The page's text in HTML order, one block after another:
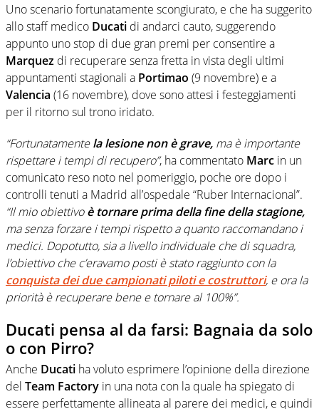
Uno scenario fortunatamente scongiurato, e che ha suggerito
allo staff medico Ducati di andarci cauto, suggerendo
appunto uno stop di due gran premi per consentire a
Marquez di recuperare senza fretta in vista degli ultimi
appuntamenti stagionali a Portimao (9 novembre) e a
Valencia (16 novembre), dove sono attesi i festeggiamenti
per il ritorno sul trono iridato.
“Fortunatamentela lesione non è grave, ma è importante
rispettare i tempi di recupero”, ha commentato Marc in un
comunicato reso noto nel pomeriggio, poche ore dopo i
controlli tenuti a Madrid all’ospedale “Ruber Internacional”.
“Il mio obiettivoè tornare prima della fine della stagione,
ma senza forzare i tempi rispetto a quanto raccomandano i
medici. Dopotutto, sia a livello individuale che di squadra,
l’obiettivo che c’eravamo posti è stato raggiunto con la
conquista dei due campionati piloti e costruttori, e ora la
priorità è recuperare bene e tornare al 100%”.
Ducati pensa al da farsi: Bagnaia da solo
o con Pirro?
Anche Ducati ha voluto esprimere l’opinione della direzione
del Team Factory in una nota con la quale ha spiegato di
essere perfettamente allineata al parere dei medici, e quindi